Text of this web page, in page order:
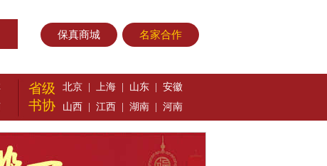
保真商城 名家合作
省级
书协
北京 | 上海 | 山东 | 安徽
山西 | 江西 | 湖南 | 河南